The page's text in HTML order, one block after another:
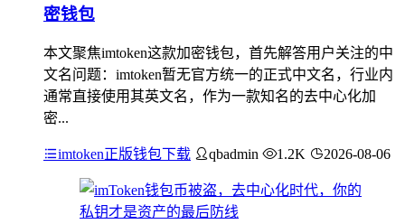
密钱包
本文聚焦imtoken这款加密钱包，首先解答用户关注的中
文名问题：imtoken暂无官方统一的正式中文名，行业内
通常直接使用其英文名，作为一款知名的去中心化加
密...
imtoken正版钱包下载 qbadmin 1.2K 2026-08-06